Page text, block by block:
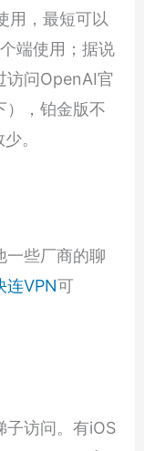
用，最短可以
端使用；据说
访问OpenAI官
），铂金版不
。
一些厂商的聊
连VPN可
子访问。有iOS